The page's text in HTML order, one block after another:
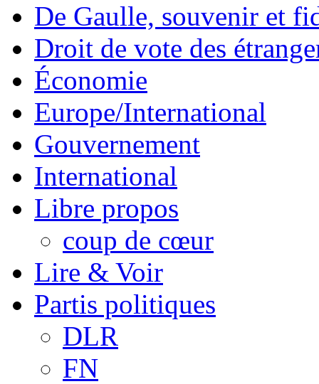
De Gaulle, souvenir et
Droit de vote des
Économie
Europe/International
Gouvernement
International
Libre propos
coup de cœur
Lire & Voir
Partis politiques
DLR
FN